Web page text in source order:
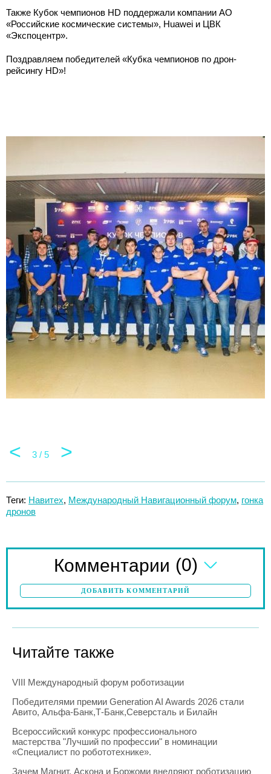
Также Кубок чемпионов HD поддержали компании АО
«Российские космические системы», Huawei и ЦВК
«Экспоцентр».
Поздравляем победителей «Кубка чемпионов по дрон-
рейсингу HD»!
< 3 / 5 >
Теги: Навитех, Международный Навигационный форум, гонка
дронов
Комментарии (0)
ДОБАВИТЬ КОММЕНТАРИЙ
Читайте также
VIII Международный форум роботизации
Победителями премии Generation AI Awards 2026 стали
Авито, Альфа-Банк,Т-Банк,Северсталь и Билайн
Всероссийский конкурс профессионального
мастерства "Лучший по профессии" в номинации
«Специалист по робототехнике».
Зачем Магнит, Аскона и Боржоми внедряют роботизацию